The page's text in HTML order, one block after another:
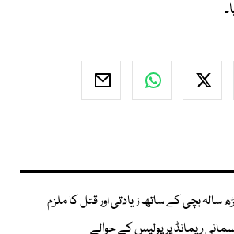
سالہ بچی کے ساتھ زیادتی اور قتل کا ملزم
ریمانڈ پر پولیس کے حوالے